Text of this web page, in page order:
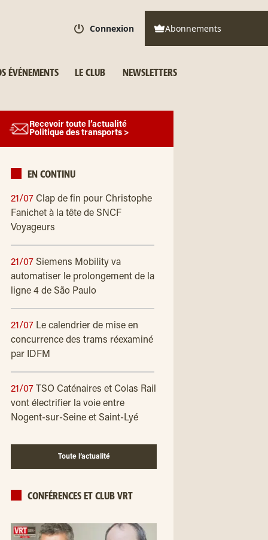
Connexion Abonnements
ÉVÉNEMENTS LE CLUB NEWSLETTERS
Recevoir toute l’actualité
Politique des transports >
EN CONTINU
21/07 Clap de fin pour Christophe
Fanichet à la tête de SNCF
Voyageurs
21/07 Siemens Mobility va
automatiser le prolongement de la
ligne 4 de São Paulo
21/07 Le calendrier de mise en
concurrence des trams réexaminé
par IDFM
21/07
TSO Caténaires et Colas Rail
vont électrifier la voie entre
Nogent-sur-Seine et Saint-Lyé
Toute l’actualité
CONFÉRENCES ET CLUB VRT